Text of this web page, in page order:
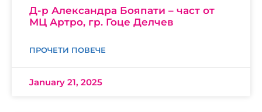
Д-р Александра Бояпати – част от
МЦ Артро, гр. Гоце Делчев
ПРОЧЕТИ ПОВЕЧЕ
January 21, 2025